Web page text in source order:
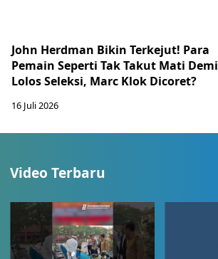
John Herdman Bikin Terkejut! Para
Pemain Seperti Tak Takut Mati Demi
Lolos Seleksi, Marc Klok Dicoret?
16 Juli 2026
Video Terbaru